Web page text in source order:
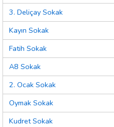
3. Deliçay Sokak
Kayın Sokak
Fatih Sokak
A8 Sokak
2. Ocak Sokak
Oymak Sokak
Kudret Sokak